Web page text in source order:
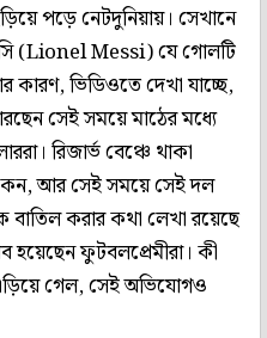
পড়ে নেটদুনিয়ায়। সেখানে
(Lionel Messi) যে গোলটি
কারণ, ভিডিওতে দেখা যাচ্ছে,
সেই সময়ে মাঠের মধ্যে
রিজার্ভ বেঞ্চে থাকা
আর সেই সময়ে সেই দল
করার কথা লেখা রয়েছে
হয়েছেন ফুটবলপ্রেমীরা। কী
গেল, সেই অভিযোগও